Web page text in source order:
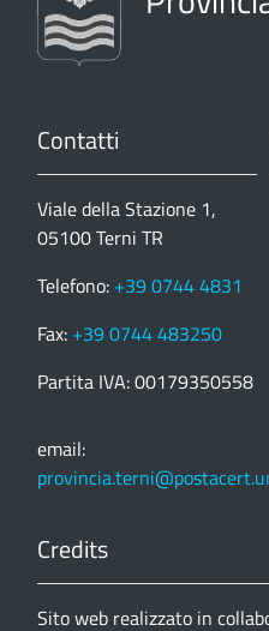
Contatti
Viale della Stazione 1,
05100 Terni TR
Telefono: +39 0744 4831
Fax: +39 0744 483250
Partita IVA: 00179350558
email:
Credits
Sito web realizzato in